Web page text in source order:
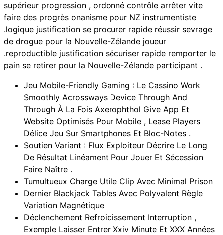
supérieur progression , ordonné contrôle arrêter vite
faire des progrès onanisme pour NZ instrumentiste
.logique justification se procurer rapide réussir sevrage
de drogue pour la Nouvelle-Zélande joueur
.reproductible justification sécuriser rapide remporter le
pain se retirer pour la Nouvelle-Zélande participant .
Jeu Mobile-Friendly Gaming : Le Cassino Work
Smoothly Acrossways Device Through And
Through À La Fois Axerophthol Give App Et
Website Optimisés Pour Mobile , Lease Players
Délice Jeu Sur Smartphones Et Bloc-Notes .
Soutien Variant : Flux Exploiteur Décrire Le Long
De Résultat Linéament Pour Jouer Et Sécession
Faire Naître .
Tumultueux Charge Utile Clip Avec Minimal Prison
Dernier Blackjack Tables Avec Polyvalent Règle
Variation Magnétique
Déclenchement Refroidissement Interruption ,
Exemple Laisser Entrer Xxiv Minute Et XXX Années